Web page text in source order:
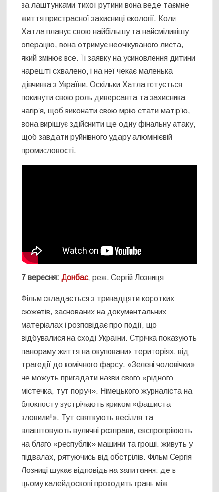
за лаштунками тихої рутини вона веде таємне
життя пристрасної захисниці екології. Коли
Хатла планує свою найбільшу та найсміливішу
операцію, вона отримує неочікуваного листа,
який змінює все. Її заявку на усиновлення дитини
нарешті схвалено, і на неї чекає маленька
дівчинка з України. Оскільки Хатла готується
покинути свою роль диверсанта та захисника
нагір’я, щоб виконати свою мрію стати матір’ю,
вона вирішує здійснити ще одну фінальну атаку,
щоб завдати руйнівного удару алюмінієвій
промисловості.
7 вересня: Донбас, реж. Сергій Лозниця
Фільм складається з тринадцяти коротких
сюжетів, заснованих на документальних
матеріалах і розповідає про події, що
відбувалися на сході України. Стрічка показують
панораму життя на окупованих територіях, від
трагедії до комічного фарсу. «Зелені чоловічки»
не можуть пригадати назви свого «рідного
містечка, тут поруч». Німецького журналіста на
блокпосту зустрічають криком «фашиста
зловили!». Тут святкують весілля та
влаштовують вуличні розправи, експропріюють
на благо «республік» машини та гроші, живуть у
підвалах, рятуючись від обстрілів. Фільм Сергія
Лозниці шукає відповідь на запитання: де в
цьому калейдоскопі проходить грань між